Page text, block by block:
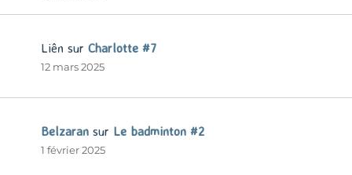
Liên sur Charlotte #7
12 mars 2025
Belzaran sur Le badminton #2
1 février 2025